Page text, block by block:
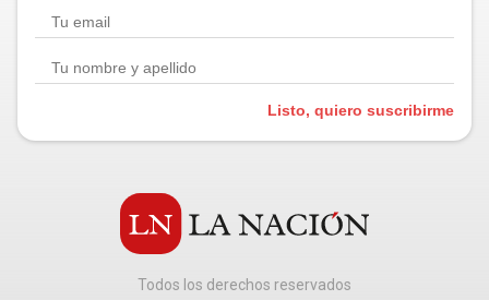
Listo, quiero suscribirme
Todos los derechos reservados